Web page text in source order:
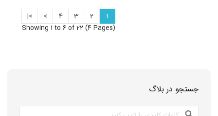
1
2
3
4
>
>|
Showing 1 to 6 of 22 (4 Pages)
جستجو در بلاگ